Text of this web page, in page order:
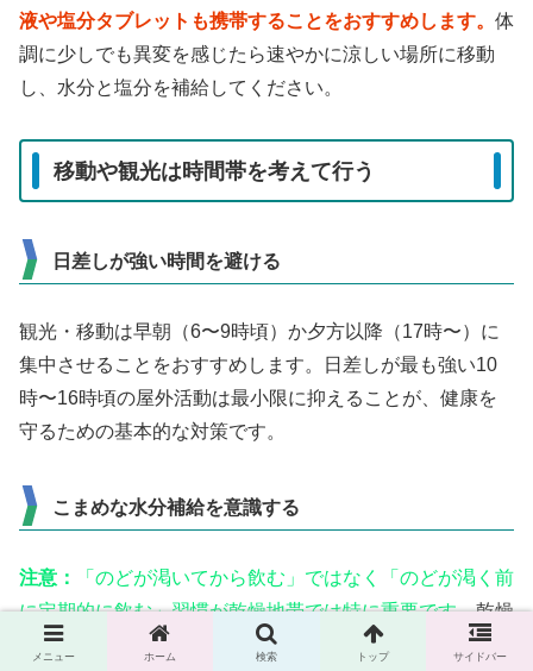
液や塩分タブレットも携帯することをおすすめします。 体
調に少しでも異変を感じたら速やかに涼しい場所に移動
し、水分と塩分を補給してください。
移動や観光は時間帯を考えて行う
日差しが強い時間を避ける
観光・移動は早朝（6〜9時頃）か夕方以降（17時〜）に
集中させることをおすすめします。日差しが最も強い10
時〜16時頃の屋外活動は最小限に抑えることが、健康を
守るための基本的な対策です。
こまめな水分補給を意識する
注意：
「のどが渇いてから飲む」ではなく「のどが渇く前
に定期的に飲む」習慣が乾燥地帯では特に重要です。乾燥
が強いと口の渇きを感じにくくなることがあります。
メニュー ホーム 検索 トップ サイドバー